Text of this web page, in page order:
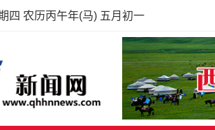
四 农历丙午年(马) 五月初一